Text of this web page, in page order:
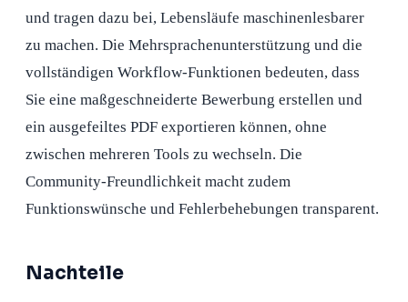
und tragen dazu bei, Lebensläufe maschinenlesbarer
zu machen. Die Mehrsprachenunterstützung und die
vollständigen Workflow-Funktionen bedeuten, dass
Sie eine maßgeschneiderte Bewerbung erstellen und
ein ausgefeiltes PDF exportieren können, ohne
zwischen mehreren Tools zu wechseln. Die
Community-Freundlichkeit macht zudem
Funktionswünsche und Fehlerbehebungen transparent.
Nachteile